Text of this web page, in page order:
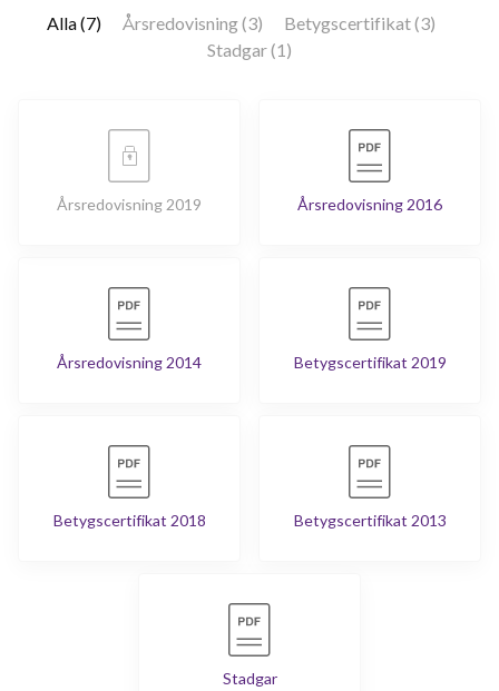
Alla (7)
Årsredovisning (3)
Betygscertifikat (3)
Stadgar (1)
Årsredovisning 2019 Årsredovisning 2016
Årsredovisning 2014 Betygscertifikat 2019
Betygscertifikat 2018 Betygscertifikat 2013
Stadgar